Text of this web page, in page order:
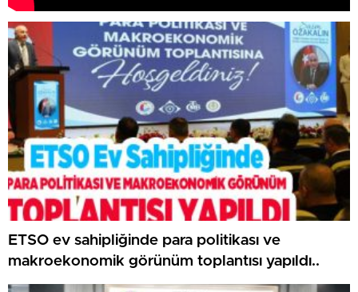
ETSO ev sahipliğinde para politikası ve
makroekonomik görünüm toplantısı yapıldı..